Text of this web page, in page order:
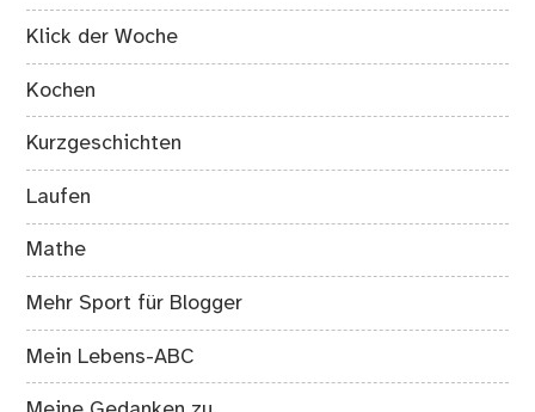
Klick der Woche
Kochen
Kurzgeschichten
Laufen
Mathe
Mehr Sport für Blogger
Mein Lebens-ABC